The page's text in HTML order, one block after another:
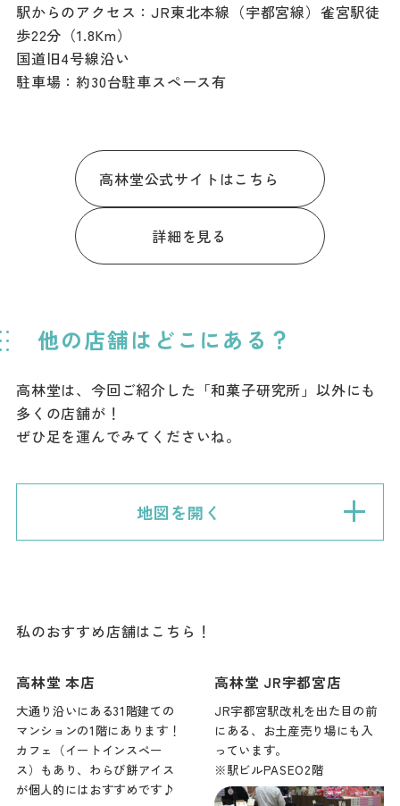
駅からのアクセス：JR東北本線（宇都宮線）雀宮駅徒
歩22分（1.8Km）
国道旧4号線沿い
駐車場：約30台駐車スペース有
高林堂公式サイトはこちら
詳細を見る
他の店舗はどこにある？
高林堂は、今回ご紹介した「和菓子研究所」以外にも
多くの店舗が！
ぜひ足を運んでみてくださいね。
地図を開く
私のおすすめ店舗はこちら！
高林堂 本店
大通り沿いにある31階建ての
マンションの1階にあります！
カフェ（イートインスペー
ス）もあり、わらび餅アイス
が個人的にはおすすめです♪
高林堂 JR宇都宮店
JR宇都宮駅改札を出た目の前
にある、お土産売り場にも入
っています。
※駅ビルPASEO2階